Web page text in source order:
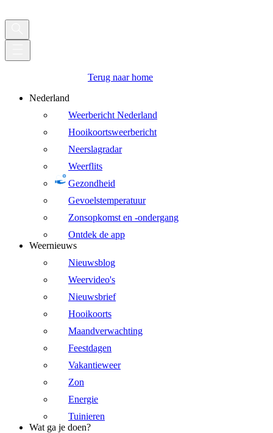
Terug naar home
Nederland
Weerbericht Nederland
Hooikoortsweerbericht
Neerslagradar
Weerflits
Gezondheid
Gevoelstemperatuur
Zonsopkomst en -ondergang
Ontdek de app
Weernieuws
Nieuwsblog
Weervideo's
Nieuwsbrief
Hooikoorts
Maandverwachting
Feestdagen
Vakantieweer
Zon
Energie
Tuinieren
Wat ga je doen?